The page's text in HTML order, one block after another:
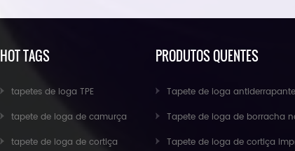
HOT TAGS
tapetes de ioga TPE
tapete de ioga de camurça
tapete de ioga de cortiça
PRODUTOS QUENTES
Tapete de ioga antiderrapante eco amigável exercício fitness cortiça
Tapete de ioga de borracha natural de camurça atacado para
Tapete de ioga de cortiça impresso personalizado antiderrapante de borracha